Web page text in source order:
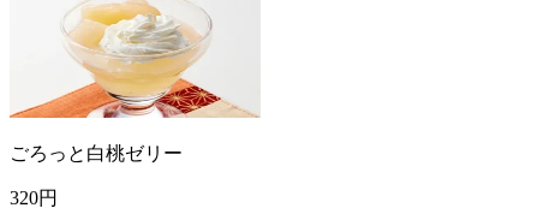
ごろっと白桃ゼリー
320円